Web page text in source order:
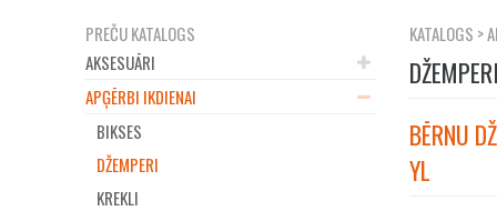
PREČU KATALOGS
AKSESUĀRI
APĢĒRBI IKDIENAI
BIKSES
DŽEMPERI
KREKLI
KATALOGS >
BĒRNU
YL